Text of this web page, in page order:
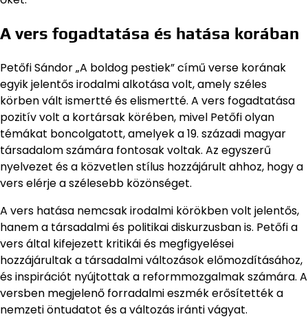
A vers fogadtatása és hatása korában
Petőfi Sándor „A boldog pestiek” című verse korának
egyik jelentős irodalmi alkotása volt, amely széles
körben vált ismertté és elismertté. A vers fogadtatása
pozitív volt a kortársak körében, mivel Petőfi olyan
témákat boncolgatott, amelyek a 19. századi magyar
társadalom számára fontosak voltak. Az egyszerű
nyelvezet és a közvetlen stílus hozzájárult ahhoz, hogy a
vers elérje a szélesebb közönséget.
A vers hatása nemcsak irodalmi körökben volt jelentős,
hanem a társadalmi és politikai diskurzusban is. Petőfi a
vers által kifejezett kritikái és megfigyelései
hozzájárultak a társadalmi változások előmozdításához,
és inspirációt nyújtottak a reformmozgalmak számára. A
versben megjelenő forradalmi eszmék erősítették a
nemzeti öntudatot és a változás iránti vágyat.